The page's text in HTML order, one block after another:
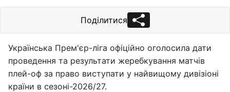
Поділитися
Українська Прем'єр-ліга офіційно оголосила дати
проведення та результати жеребкування матчів
плей-оф за право виступати у найвищому дивізіоні
країни в сезоні-2026/27.